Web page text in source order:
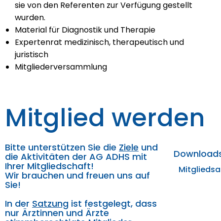
sie von den Referenten zur Verfügung gestellt
wurden.
Material für Diagnostik und Therapie
Expertenrat medizinisch, therapeutisch und
juristisch
Mitgliederversammlung
Mitglied werden
Bitte unterstützen Sie die Ziele und
die Aktivitäten der AG ADHS mit
Ihrer Mitgliedschaft!
Wir brauchen und freuen uns auf
Sie!
In der Satzung ist festgelegt, dass
nur Ärztinnen und Ärzte